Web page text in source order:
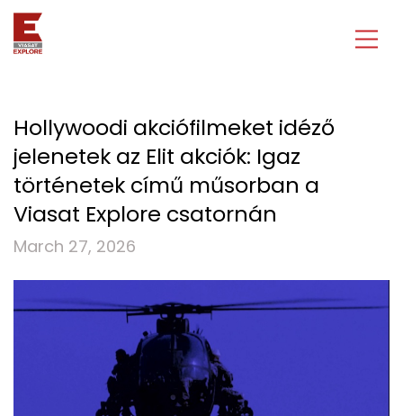
Hollywoodi akciófilmeket idéző
jelenetek az Elit akciók: Igaz
történetek című műsorban a
Viasat Explore csatornán
March 27, 2026